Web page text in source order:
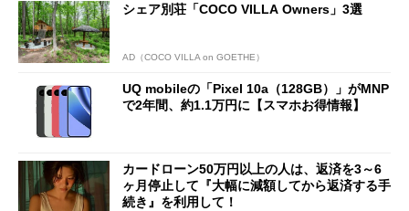
シェア別荘「COCO VILLA Owners」3選
AD（COCO VILLA on GOETHE）
UQ mobileの「Pixel 10a（128GB）」がMNP
で2年間、約1.1万円に【スマホお得情報】
カードローン50万円以上の人は、返済を3～6
ヶ月停止して『大幅に減額してから返済する手
続き』を利用して！